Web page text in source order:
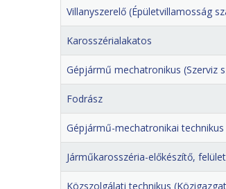
Villanyszerelő (Épületvillamosság
Karosszérialakatos
Gépjármű mechatronikus (Szerviz
Fodrász
Gépjármű-mechatronikai technikus
Járműkarosszéria-előkészítő,
Közszolgálati technikus